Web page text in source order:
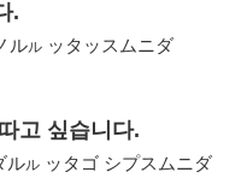
.
ルル ッタッスムニダ
고 싶습니다.
ルル ッタゴ シプスムニダ